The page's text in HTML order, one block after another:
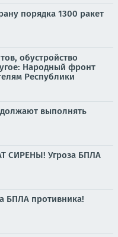
порядка 1300 ракет
обустройство
Народный фронт
Республики
выполнять
СИРЕНЫ! Угроза БПЛА
БПЛА противника!